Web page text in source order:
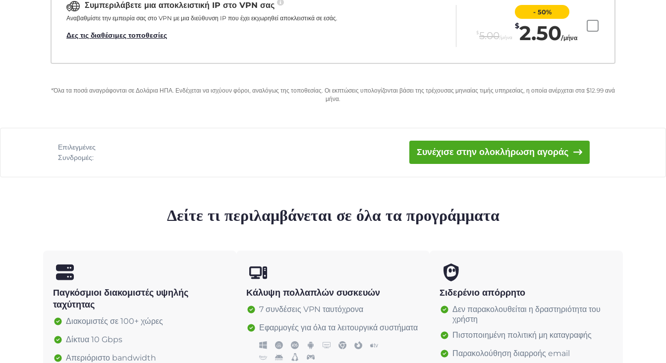
Συμπεριλάβετε μια αποκλειστική IP στο VPN σας
Αναβαθμίστε την εμπειρία σας στο VPN με μια διεύθυνση IP που έχει εκχωρηθεί αποκλειστικά σε εσάς.
Δες τις διαθέσιμες τοποθεσίες $5.00/μήνα
- 50%
$2.50/μήνα
*Όλα τα ποσά αναγράφονται σε Δολάρια ΗΠΑ. Ενδέχεται να ισχύουν φόροι, αναλόγως της τοποθεσίας. Οι εκπτώσεις υπολογίζονται βάσει της τρέχουσας μηνιαίας τιμής υπηρεσίας, η οποία ανέρχεται στα $12.99 ανά
μήνα.
Επιλεγμένες
Συνδρομές:
Συνέχισε στην ολοκλήρωση αγοράς
Δείτε τι περιλαμβάνεται σε όλα τα προγράμματα
Παγκόσμιοι διακομιστές υψηλής
ταχύτητας
Διακομιστές σε 100+ χώρες
Δίκτυα 10 Gbps
Απεριόριστο bandwidth
Κάλυψη πολλαπλών συσκευών
7 συνδέσεις VPN ταυτόχρονα
Εφαρμογές για όλα τα λειτουργικά συστήματα
Σιδερένιο απόρρητο
Δεν παρακολουθείται η δραστηριότητα του
χρήστη
Πιστοποιημένη πολιτική μη καταγραφής
Παρακολούθηση διαρροής email